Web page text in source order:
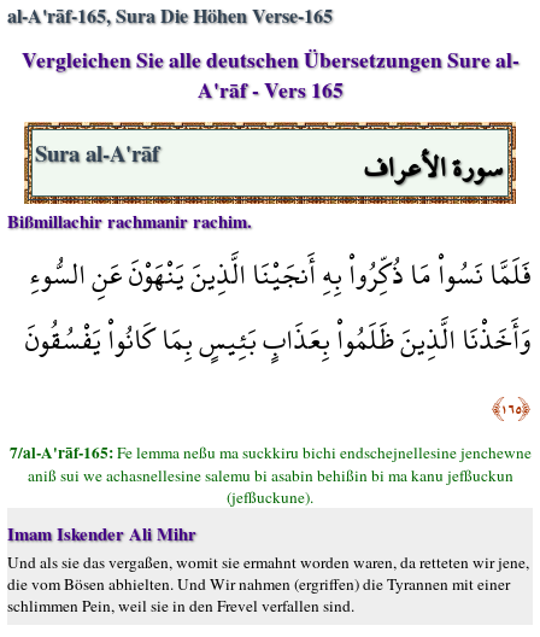
al-A'rāf-165, Sura Die Höhen Verse-165
Vergleichen Sie alle deutschen Übersetzungen Sure al-
A'rāf - Vers 165
سورة الأعراف Sura al-A'rāf
Bißmillachir rachmanir rachim.
فَلَمَّا نَسُواْ مَا ذُكِّرُواْ بِهِ أَنجَيْنَا الَّذِينَ يَنْهَوْنَ عَنِ السُّوءِ
وَأَخَذْنَا الَّذِينَ ظَلَمُواْ بِعَذَابٍ بَئِيسٍ بِمَا كَانُواْ يَفْسُقُونَ
﴿١٦٥﴾
7/al-A'rāf-165:Fe lemma neßu ma suckkiru bichi endschejnellesine jenchewne
aniß sui we achasnellesine salemu bi asabin behißin bi ma kanu jefßuckun
(jefßuckune).
Imam Iskender Ali Mihr
Und als sie das vergaßen, womit sie ermahnt worden waren, da retteten wir jene,
die vom Bösen abhielten. Und Wir nahmen (ergriffen) die Tyrannen mit einer
schlimmen Pein, weil sie in den Frevel verfallen sind.